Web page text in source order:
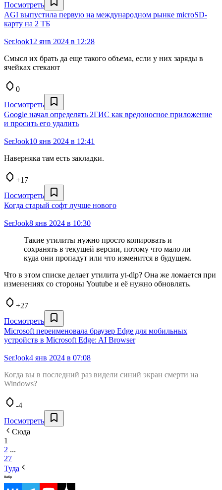
Посмотреть
AGI выпустила первую на международном рынке microSD-
карту на 2 ТБ
SerJook12 янв 2024 в 12:28
Смысл их брать да еще такого объема, если у них заряды в
ячейках стекают
0
Посмотреть
Google начал определять 2ГИС как вредоносное приложение
и просить его удалить
SerJook10 янв 2024 в 12:41
Наверняка там есть закладки.
+17
Посмотреть
Когда старый софт лучше нового
SerJook8 янв 2024 в 10:30
Такие утилиты нужно просто копировать и
сохранять в текущей версии, потому что мало ли
куда они пропадут или что изменится в будущем.
Что в этом списке делает утилита yt-dlp? Она же ломается при
изменениях со стороны Youtube и её нужно обновлять.
+27
Посмотреть
Microsoft переименовала браузер Edge для мобильных
устройств в Microsoft Edge: AI Browser
SerJook4 янв 2024 в 07:08
Когда вы в последний раз видели синий экран смерти на
Windows?
-4
Посмотреть
Сюда
1
2 ...
27
Туда